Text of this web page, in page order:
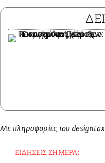
Με πληροφορίες τoυ
ΕΙΔΗΣΕΙΣ ΣΗΜΕΡΑ: